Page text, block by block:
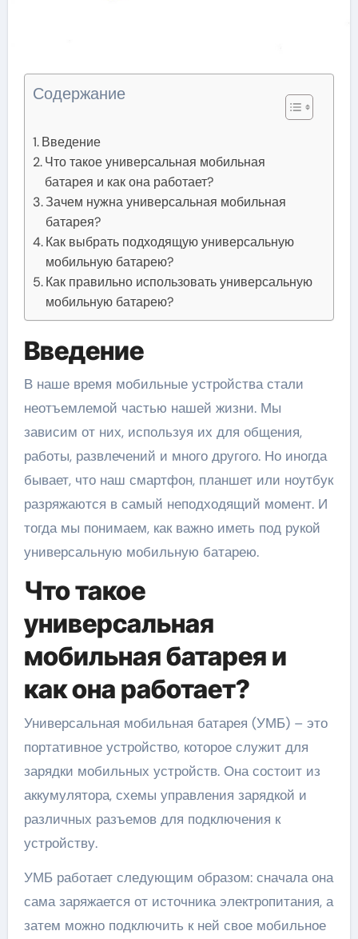
Содержание
Введение
Что такое универсальная мобильная
батарея и как она работает?
Зачем нужна универсальная мобильная
батарея?
Как выбрать подходящую универсальную
мобильную батарею?
Как правильно использовать универсальную
мобильную батарею?
Введение
В наше время мобильные устройства стали
неотъемлемой частью нашей жизни. Мы
зависим от них, используя их для общения,
работы, развлечений и много другого. Но иногда
бывает, что наш смартфон, планшет или ноутбук
разряжаются в самый неподходящий момент. И
тогда мы понимаем, как важно иметь под рукой
универсальную мобильную батарею.
Что такое
универсальная
мобильная батарея и
как она работает?
Универсальная мобильная батарея (УМБ) – это
портативное устройство, которое служит для
зарядки мобильных устройств. Она состоит из
аккумулятора, схемы управления зарядкой и
различных разъемов для подключения к
устройству.
УМБ работает следующим образом: сначала она
сама заряжается от источника электропитания, а
затем можно подключить к ней свое мобильное